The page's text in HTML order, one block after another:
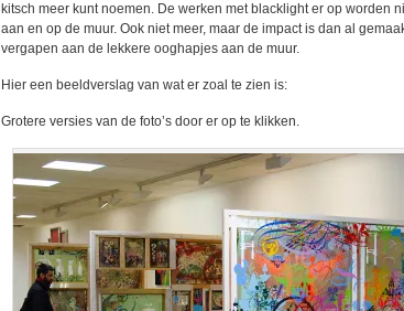
kitsch meer kunt noemen. De werken met blacklight er op worden
aan en op de muur. Ook niet meer, maar de impact is dan al
vergapen aan de lekkere ooghapjes aan de muur.
Hier een beeldverslag van wat er zoal te zien is:
Grotere versies van de foto’s door er op te klikken.